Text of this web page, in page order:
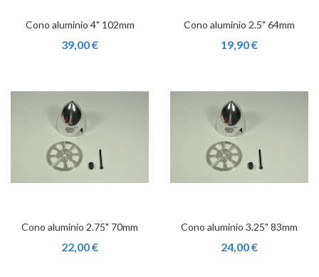
Cono aluminio 4" 102mm
39,00 €
Cono aluminio 2.5" 64mm
19,90 €
Cono aluminio 2.75" 70mm
22,00 €
Cono aluminio 3.25" 83mm
24,00 €